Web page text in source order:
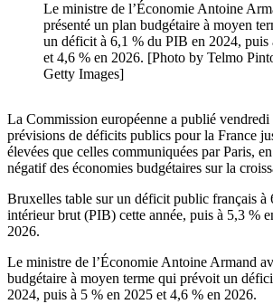
Le ministre de l’Économie Antoine
présenté un plan budgétaire à moyen
un déficit à 6,1 % du PIB en 2024, puis
et 4,6 % en 2026. [Photo by Telmo
Getty Images]
La Commission européenne a publié vendredi
prévisions de déficits publics pour la France
élevées que celles communiquées par Paris,
négatif des économies budgétaires sur la
Bruxelles table sur un déficit public français à
intérieur brut (PIB) cette année, puis à 5,3 %
2026.
Le ministre de l’Économie Antoine Armand
budgétaire à moyen terme qui prévoit un
2024, puis à 5 % en 2025 et 4,6 % en 2026.